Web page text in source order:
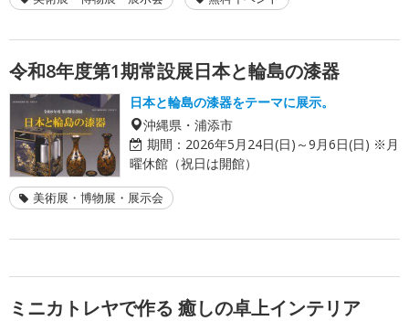
令和8年度第1期常設展日本と輪島の漆器
日本と輪島の漆器をテーマに展示。
沖縄県・浦添市
期間： 2026年5月24日(日)～9月6日(日) ※月
曜休館（祝日は開館）
美術展・博物展・展示会
ミニカトレヤで作る 癒しの卓上インテリア